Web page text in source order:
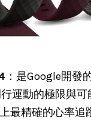
：是Google開發
運動的極限與
最精確的心率追